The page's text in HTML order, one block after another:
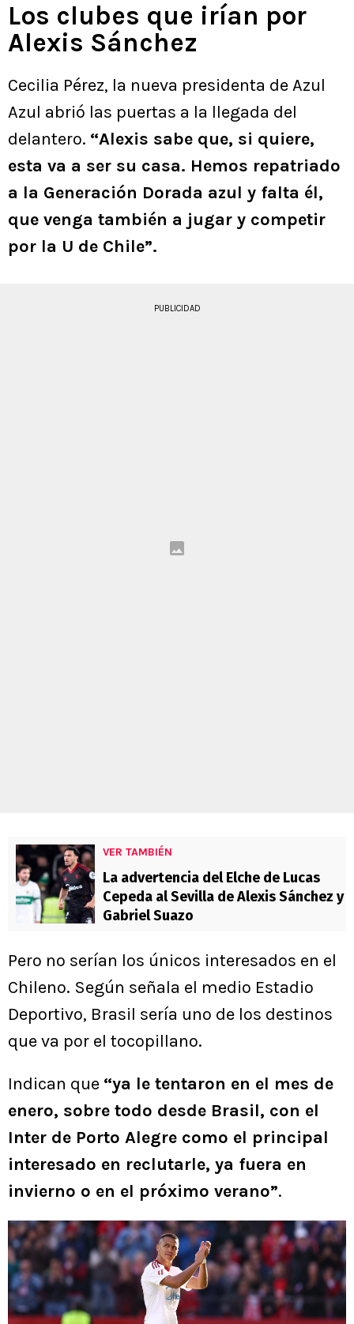
Los clubes que irían por
Alexis Sánchez
Cecilia Pérez, la nueva presidenta de Azul
Azul abrió las puertas a la llegada del
delantero. “Alexis sabe que, si quiere,
esta va a ser su casa. Hemos repatriado
a la Generación Dorada azul y falta él,
que venga también a jugar y competir
por la U de Chile”.
PUBLICIDAD
VER TAMBIÉN
La advertencia del Elche de Lucas
Cepeda al Sevilla de Alexis Sánchez y
Gabriel Suazo
Pero no serían los únicos interesados en el
Chileno. Según señala el medio Estadio
Deportivo, Brasil sería uno de los destinos
que va por el tocopillano.
Indican que “ya le tentaron en el mes de
enero, sobre todo desde Brasil, con el
Inter de Porto Alegre como el principal
interesado en reclutarle, ya fuera en
invierno o en el próximo verano”.